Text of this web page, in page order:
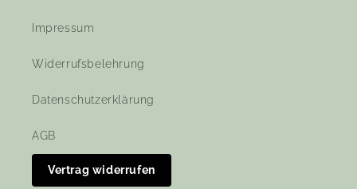
Impressum
Widerrufsbelehrung
Datenschutzerklärung
AGB
Vertrag widerrufen